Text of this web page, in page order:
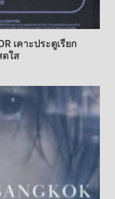
เคาะประตูเรียก
ดใส